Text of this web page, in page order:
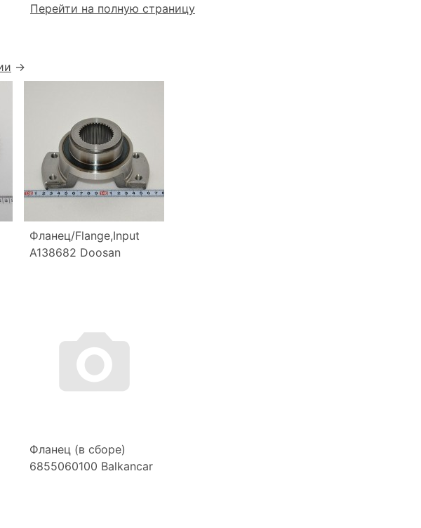
Перейти на полную страницу
→
Фланец/Flange,Input
A138682 Doosan
Фланец (в сборе)
6855060100 Balkancar